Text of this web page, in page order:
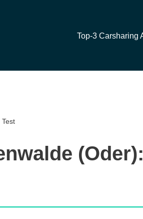
Top-3 Carsharing